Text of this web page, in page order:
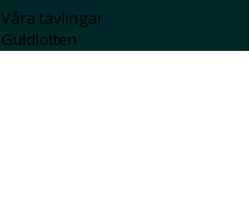
Våra tävlingar
Guldlotten